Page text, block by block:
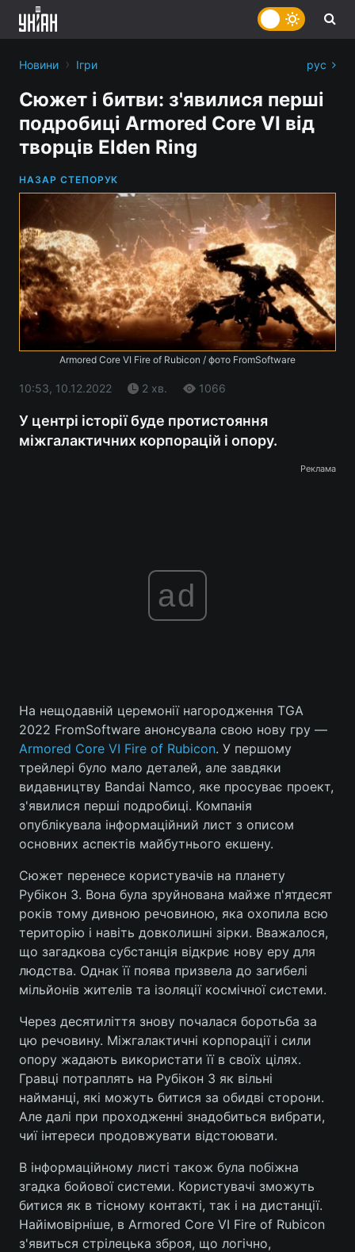
Головна Війна
Україна Політика
Економіка Світ
Спорт Наука
Техно і зв'язок Лайт
Зброя Інциденти
Здоров'я Туризм
Цікавинки Погода
Екологія Регіони
Лонгріди
Відео з Youtube Статті
Інтерв'ю Думки
Архів Вакансії
Контакти
Новини › Ігри рус
Сюжет і битви: з'явилися перші
подробиці Armored Core VI від
творців Elden Ring
НАЗАР СТЕПОРУК
Armored Core VI Fire of Rubicon / фото FromSoftware
10:53, 10.12.2022 2 хв. 1066
У центрі історії буде протистояння
міжгалактичних корпорацій і опору.
Реклама
ad
На нещодавній церемонії нагородження TGA
2022 FromSoftware анонсувала свою нову гру —
Armored Core VI Fire of Rubicon. У першому
трейлері було мало деталей, але завдяки
видавництву Bandai Namco, яке просуває проект,
з'явилися перші подробиці. Компанія
опублікувала інформаційний лист з описом
основних аспектів майбутнього екшену.
Сюжет перенесе користувачів на планету
Рубікон 3. Вона була зруйнована майже п'ятдесят
років тому дивною речовиною, яка охопила всю
територію і навіть довколишні зірки. Вважалося,
що загадкова субстанція відкриє нову еру для
людства. Однак її поява призвела до загибелі
мільйонів жителів та ізоляції космічної системи.
Через десятиліття знову почалася боротьба за
цю речовину. Міжгалактичні корпорації і сили
опору жадають використати її в своїх цілях.
Гравці потраплять на Рубікон 3 як вільні
найманці, які можуть битися за обидві сторони.
Але далі при проходженні знадобиться вибрати,
чиї інтереси продовжувати відстоювати.
В інформаційному листі також була побіжна
згадка бойової системи. Користувачі зможуть
битися як в тісному контакті, так і на дистанції.
Найімовірніше, в Armored Core VI Fire of Rubicon
з'явиться стрілецька зброя, що логічно,